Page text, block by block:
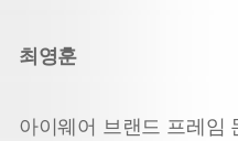
최영훈
아이웨어 브랜드 프레임